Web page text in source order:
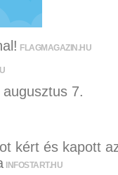
FLAGMAGAZIN.HU
7.
kért és kapott
INFOSTART.HU